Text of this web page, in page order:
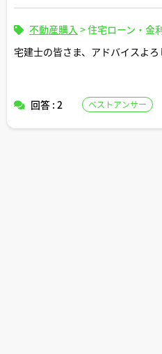
不動産購入 >住宅ローン・金
宅建士の皆さま、アドバイスよろ
回答 : 2 ベストアンサー